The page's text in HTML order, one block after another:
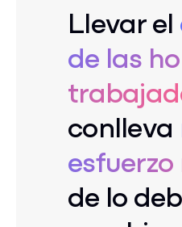
Llevar el
de las
conlleva
de lo